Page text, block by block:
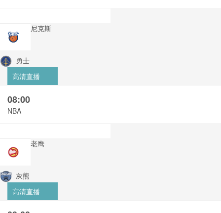
尼克斯
勇士
高清直播
08:00
NBA
老鹰
灰熊
高清直播